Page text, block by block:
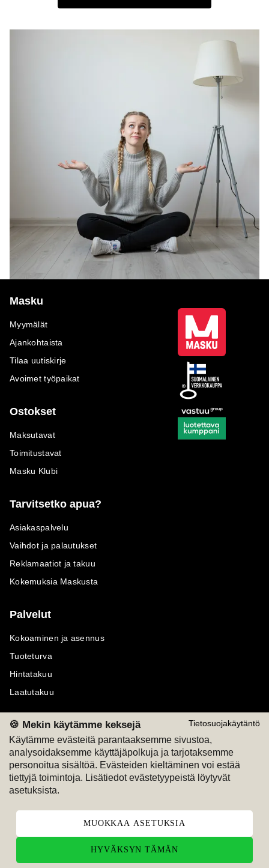
Tietosuojakäytäntö
🍪 Mekin käytämme keksejä
Käytämme evästeitä parantaaksemme sivustoa,
analysoidaksemme käyttäjäpolkuja ja tarjotaksemme
personoitua sisältöä. Evästeiden kieltäminen voi estää
tiettyjä toimintoja. Lisätiedot evästetyypeistä löytyvät
asetuksista.
MUOKKAA ASETUKSIA
HYVÄKSYN TÄMÄN
Masku
Myymälät
Ajankohtaista
Tilaa uutiskirje
Avoimet työpaikat
Ostokset
Maksutavat
Toimitustavat
Masku Klubi
Tarvitsetko apua?
Asiakaspalvelu
Vaihdot ja palautukset
Reklamaatiot ja takuu
Kokemuksia Maskusta
Palvelut
Kokoaminen ja asennus
Tuoteturva
Hintatakuu
Laatutakuu
Maksutavat
M
Seuraa meitä